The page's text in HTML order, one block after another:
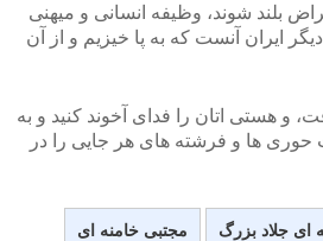
بلند شوند، وظیفه انسانی و میهنی
ایران آنست که به پا خیزیم و از آن
و هستی اتان را فدای آخوند کنید و به
حوری ها و فرشته های هر جایی را در
ای جلاد بزرگ مجتبی خامنه ای